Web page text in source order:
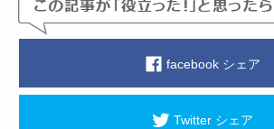
facebook シェア
Twitter シェア